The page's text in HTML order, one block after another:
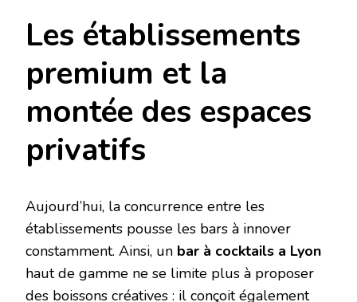
Les établissements
premium et la
montée des espaces
privatifs
Aujourd’hui, la concurrence entre les
établissements pousse les bars à innover
constamment. Ainsi, un bar à cocktails a Lyon
haut de gamme ne se limite plus à proposer
des boissons créatives : il conçoit également